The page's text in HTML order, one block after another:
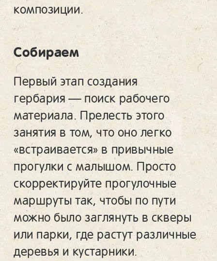
композиции.
Собираем
Первый этап создания
гербария — поиск рабочего
материала. Прелесть этого
занятия в том, что оно легко
«встраивается» в привычные
прогулки с малышом. Просто
скорректируйте прогулочные
маршруты так, чтобы по пути
можно было заглянуть в скверы
или парки, где растут различные
деревья и кустарники.